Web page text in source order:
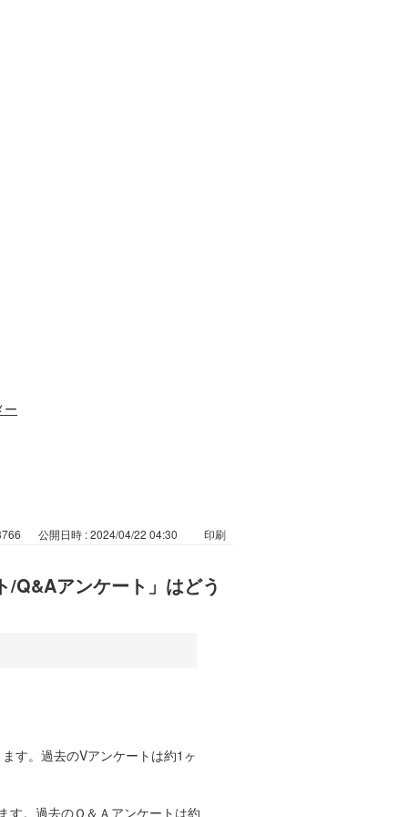
ー
公開日時 : 2024/04/22 04:30 印刷
Q&Aアンケート」はどう
す。過去のVアンケートは約1ヶ
す。過去のＱ＆Ａアンケートは約